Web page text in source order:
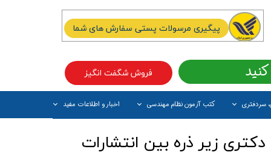
سردفتری کتب آزمون نظام مهندسی اخبار و اطلاعات مفید
فروش شگفت انگیز
پیگیری مرسولات پستی سفارش های شما
زیر ذره بین انتشارات